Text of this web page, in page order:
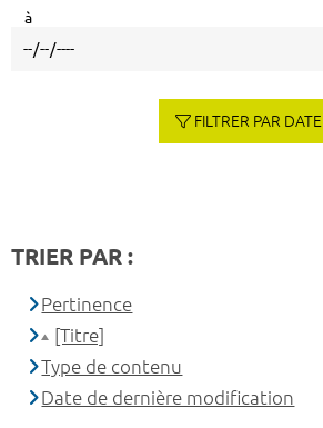
à
FILTRER PAR DATE
TRIER PAR :
Pertinence
[Titre]
Type de contenu
Date de dernière modification